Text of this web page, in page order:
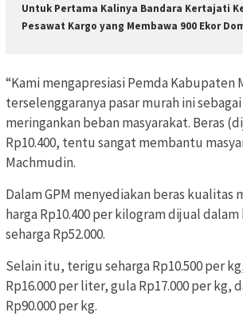
Untuk Pertama Kalinya Bandara Kertajati
Pesawat Kargo yang Membawa 900 Ekor
“Kami mengapresiasi Pemda Kabupaten
terselenggaranya pasar murah ini
meringankan beban masyarakat. Beras
Rp10.400, tentu sangat membantu
Machmudin.
Dalam GPM menyediakan beras kualitas
harga Rp10.400 per kilogram dijual dalam
seharga Rp52.000.
Selain itu, terigu seharga Rp10.500 per
Rp16.000 per liter, gula Rp17.000 per kg,
Rp90.000 per kg.